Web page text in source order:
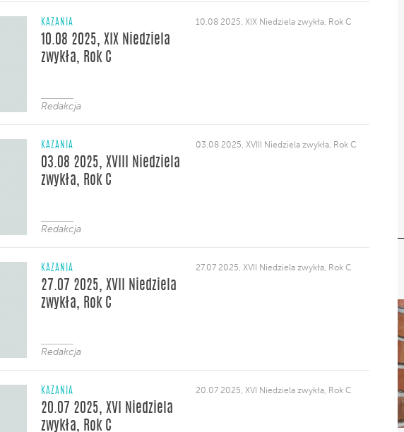
KAZANIA
10.08 2025, XIX Niedziela
zwykła, Rok C
Redakcja
10.08 2025, XIX Niedziela zwykła, Rok C
KAZANIA
03.08 2025, XVIII Niedziela
zwykła, Rok C
Redakcja
03.08 2025, XVIII Niedziela zwykła, Rok C
KAZANIA
27.07 2025, XVII Niedziela
zwykła, Rok C
Redakcja
27.07 2025, XVII Niedziela zwykła, Rok C
KAZANIA
20.07 2025, XVI Niedziela
zwykła, Rok C
20.07 2025, XVI Niedziela zwykła, Rok C